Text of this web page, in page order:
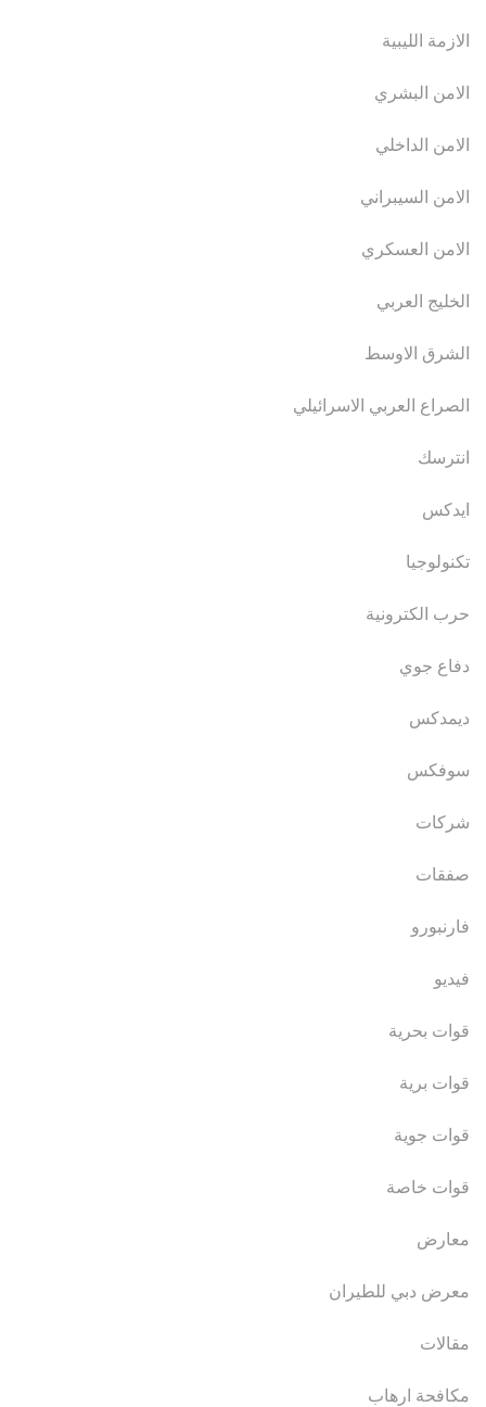
الازمة الليبية
الامن البشري
الامن الداخلي
الامن السيبراني
الامن العسكري
الخليج العربي
الشرق الاوسط
الصراع العربي الاسرائيلي
انترسك
ايدكس
تكنولوجيا
حرب الكترونية
دفاع جوي
ديمدكس
سوفكس
شركات
صفقات
فارنبورو
فيديو
قوات بحرية
قوات برية
قوات جوية
قوات خاصة
معارض
معرض دبي للطيران
مقالات
مكافحة ارهاب